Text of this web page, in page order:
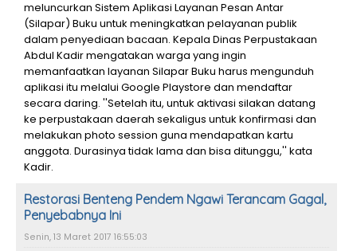
meluncurkan Sistem Aplikasi Layanan Pesan Antar
(Silapar) Buku untuk meningkatkan pelayanan publik
dalam penyediaan bacaan. Kepala Dinas Perpustakaan
Abdul Kadir mengatakan warga yang ingin
memanfaatkan layanan Silapar Buku harus mengunduh
aplikasi itu melalui Google Playstore dan mendaftar
secara daring. ''Setelah itu, untuk aktivasi silakan datang
ke perpustakaan daerah sekaligus untuk konfirmasi dan
melakukan photo session guna mendapatkan kartu
anggota. Durasinya tidak lama dan bisa ditunggu,'' kata
Kadir.
Restorasi Benteng Pendem Ngawi Terancam Gagal,
Penyebabnya Ini
Senin, 13 Maret 2017 16:55:03